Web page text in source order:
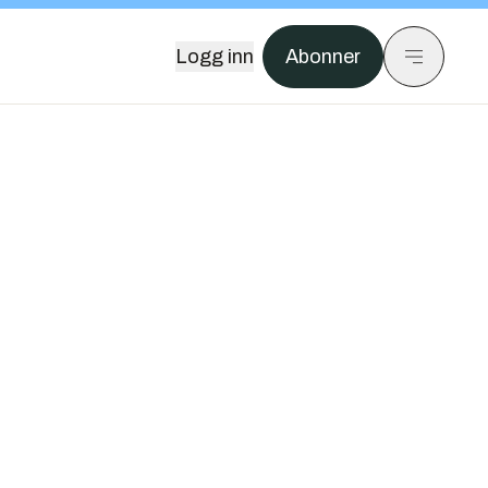
Logg inn Abonner